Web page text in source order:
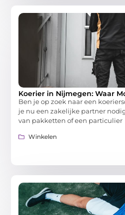
Koerier in Nijmegen: Waar
Ben je op zoek naar een
je nu een zakelijke partner
van pakketten of een particulier
Winkelen